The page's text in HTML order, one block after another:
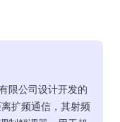
限公司设计开发的
扩频通信，其射频